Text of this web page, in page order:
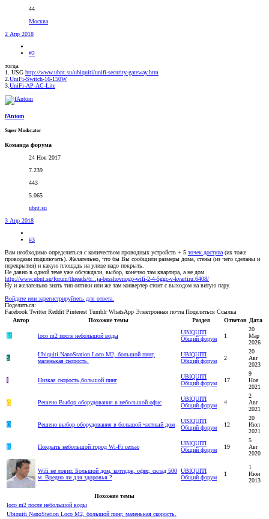
44
Москва
2 Апр 2018
#2
тогда:
1. USG http://www.ubnt.su/ubiquiti/unifi-security-gateway.htm
2. UniFi-Switch-16-150W
3. UniFi-AP-AC-Lite
fAntom
Super Moderator
Команда форума
24 Ноя 2017
7.239
443
5.065
ubnt.su
3 Апр 2018
#3
Вам необходимо определиться с количеством проводных устройств + 5 точек доступа (их тоже
проводами подключать). Желательно, что бы Вы сообщили размеры дома, стены (из чего сделаны и
перекрытия) и какую площадь на улице надо покрыть.
Не давно в одной теме уже обсуждали, выбор, конечно там квартира, а не дом
http://www.ubnt.su/forum/threads/tr...ja-besshovnogo-wifi-2-4-5ggc-v-kvartiru.6408/
Ну и желательно знать тип оптики или же там конвертер стоит с выходом на витую пару.
Войдите или зарегистрируйтесь для ответа.
Поделиться:
Facebook Twitter Reddit Pinterest Tumblr WhatsApp Электронная почта Поделиться Ссылка
Автор
Похожие темы Раздел Ответов Дата
M loco m2 после небольшой воды
UBIQUITI
Общий форум
1
20
Мар
2026
S
Ubiquiti NanoStation Loco M2, большой пинг,
маленькая скорость.
UBIQUITI
Общий форум
2
20
Авг
2023
I Низкая скорость,большой пинг
UBIQUITI
Общий форум
17
9
Ноя
2021
V Решено Выбор оборудования в небольшой офис
UBIQUITI
Общий форум
4
2
Авг
2021
O Решено выбор оборудования в большой частный дом
UBIQUITI
Общий форум
12
20
Июл
2021
K Покрыть небольшой город Wi-Fi сетью
UBIQUITI
Общий форум
19
5
Авг
2020
Wifi не ловит. Большой дом, коттедж, офис, склад 500
м. Вредно ли для здоровья ?
UBIQUITI
Общий форум
1
1
Июн
2013
Похожие темы
loco m2 после небольшой воды
Ubiquiti NanoStation Loco M2, большой пинг, маленькая скорость.